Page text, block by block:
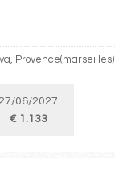
Provence(marseilles)
27/06/2027
€ 1.133